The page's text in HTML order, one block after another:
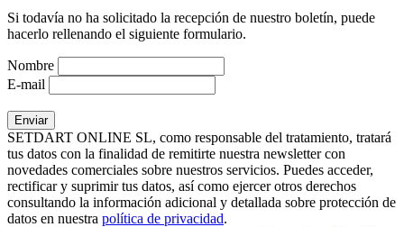
Si todavía no ha solicitado la recepción de nuestro boletín, puede
hacerlo rellenando el siguiente formulario.
Nombre
E-mail
SETDART ONLINE SL, como responsable del tratamiento, tratará
tus datos con la finalidad de remitirte nuestra newsletter con
novedades comerciales sobre nuestros servicios. Puedes acceder,
rectificar y suprimir tus datos, así como ejercer otros derechos
consultando la información adicional y detallada sobre protección de
datos en nuestra política de privacidad.